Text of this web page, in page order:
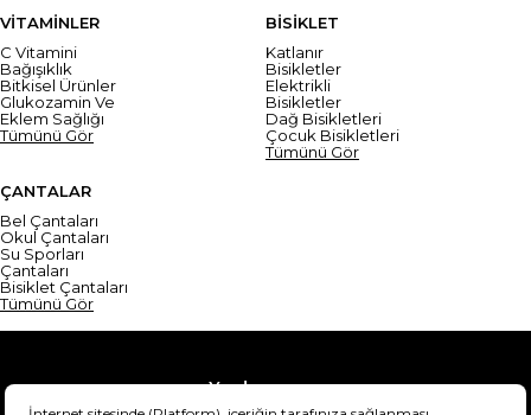
VİTAMİNLER
C Vitamini
Bağışıklık
Bitkisel Ürünler
Glukozamin Ve
Eklem Sağlığı
Tümünü Gör
BİSİKLET
Katlanır
Bisikletler
Elektrikli
Bisikletler
Dağ Bisikletleri
Çocuk Bisikletleri
Tümünü Gör
ÇANTALAR
Bel Çantaları
Okul Çantaları
Su Sporları
Çantaları
Bisiklet Çantaları
Tümünü Gör
Yardım